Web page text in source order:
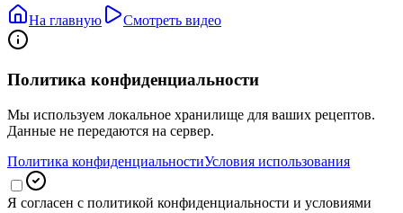
На главную Смотреть видео
Политика конфиденциальности
Мы используем локальное хранилище для ваших рецептов.
Данные не передаются на сервер.
Политика конфиденциальностиУсловия использования
Я согласен с политикой конфиденциальности и условиями